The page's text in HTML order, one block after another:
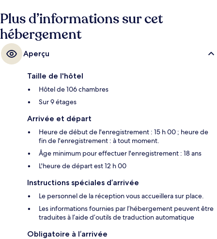
Plus d’informations sur cet
hébergement
Aperçu
Taille de l'hôtel
Hôtel de 106 chambres
Sur 9 étages
Arrivée et départ
Heure de début de l'enregistrement : 15 h 00 ; heure de
fin de l'enregistrement : à tout moment.
Âge minimum pour effectuer l'enregistrement : 18 ans
L'heure de départ est 12 h 00
Instructions spéciales d’arrivée
Le personnel de la réception vous accueillera sur place.
Les informations fournies par l’hébergement peuvent être
traduites à l’aide d’outils de traduction automatique
Obligatoire à l’arrivée